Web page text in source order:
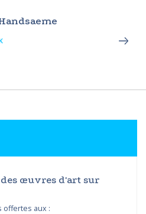
œuvres d'art sur
offertes aux :